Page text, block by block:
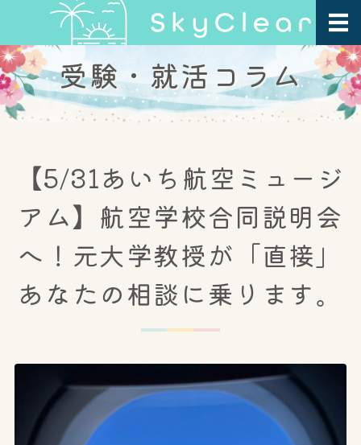
ホーム
プログラム紹介
会社概要
お問い合わせ
受験・就活コラム
【5/31あいち航空ミュージ
アム】航空学校合同説明会
へ！元大学教授が「直接」
あなたの相談に乗ります。